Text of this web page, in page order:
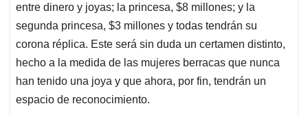
entre dinero y joyas; la princesa, $8 millones; y la
segunda princesa, $3 millones y todas tendrán su
corona réplica. Este será sin duda un certamen distinto,
hecho a la medida de las mujeres berracas que nunca
han tenido una joya y que ahora, por fin, tendrán un
espacio de reconocimiento.